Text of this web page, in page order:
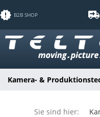
B2B SHOP
Kamera- &
Sie sind hier: